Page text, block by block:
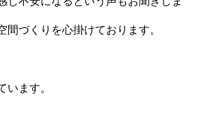
づくりを心掛けております。
ます。